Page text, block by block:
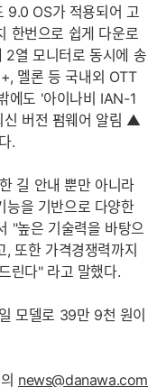
9.0 OS가 적용되어 고
한번으로 쉽게 다운로
열 모니터로 동시에 송
멜론 등 국내외 OTT
에도 '아이나비 IAN-1
버전 펌웨어 알림 ▲
.
길 안내 뿐만 아니라
능을 기반으로 다양한
"높은 기술력을 바탕으
또한 가격경쟁력까지
린다" 라고 말했다.
모델로 39만 9천 원이
news@danawa.com